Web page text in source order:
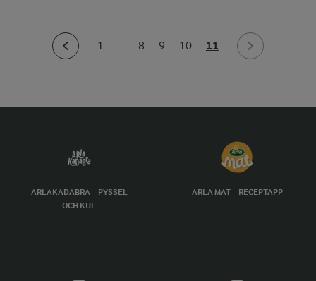
1 ... 8 9 10 11
ARLAKADABRA – PYSSEL
OCH KUL
ARLA MAT – RECEPTAPP